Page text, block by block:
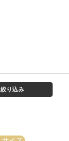
絞り込み